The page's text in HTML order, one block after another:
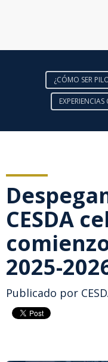
¿CÓMO SER
EXPERIENCIAS
CESDA
2025-
Publicado por